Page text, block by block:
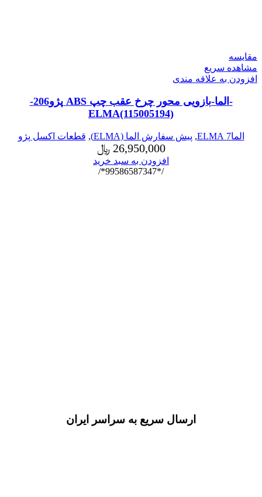
مقایسه
مشاهده سریع
افزودن به علاقه مندی
-الما-بازویی محور چرخ عقب چپ ABS پژو206-
ELMA(115005194)
الما7 ELMA , پیش سفارش الما (ELMA) , قطعات اکسل پژو
26,950,000 ﷼
افزودن به سبد خرید
/*99586587347*/
ارسال سریع به سراسر ایران